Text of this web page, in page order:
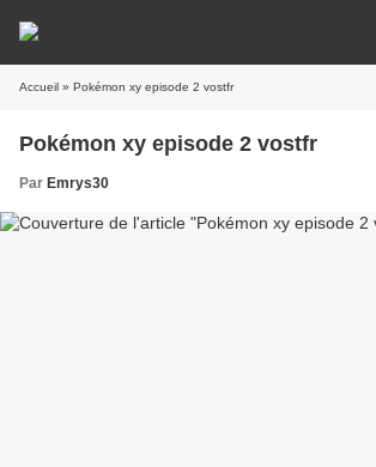
Accueil » Pokémon xy episode 2 vostfr
Pokémon xy episode 2 vostfr
Par Emrys30